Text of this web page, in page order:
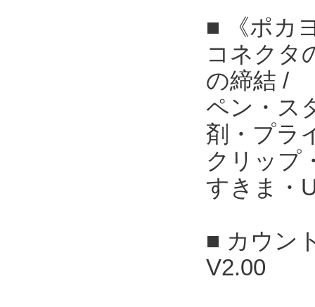
■ 《ポカ
コネクタ
の締結 /
ペン・ス
剤・プラ
クリップ
すきま・
■ カウン
V2.00